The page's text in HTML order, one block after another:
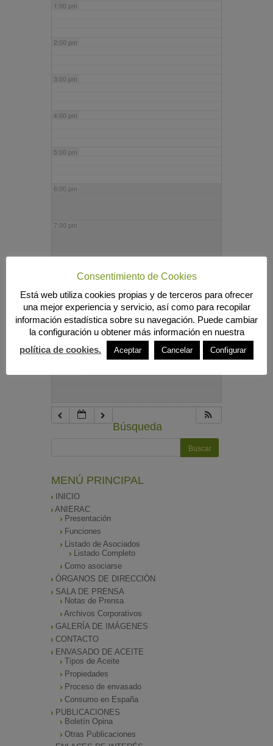
1:00 pm
2:00 pm
3:00 pm
4:00 pm
5:00 pm
6:00 pm
7:00 pm
9:00 pm
10:00 pm
Búsqueda
MENÚ PRINCIPAL
INICIO
ANIERAC
Presentación
Funciones
Listado de Asociados
Listado Completo
Como asociarse
ÓRGANOS DE DIRECCIÓN
SALA DE PRENSA
Notas de Prensa
Archivos Corporativos
GALERÍA DE IMÁGENES
CONTACTO
ENVASADO DE ACEITE
Tipos de Aceite
Propiedades
Proceso de envasado
Consumo en España
PUBLICACIONES
Boletín Opina
Otras Publicaciones
Consentimiento de Cookies
Está web utiliza cookies propias y de terceros para ofrecer
una mejor experiencia y servicio, así como para recopilar
información estadística sobre su navegación. Puede cambiar
la configuración u obtener más información en nuestra
política de cookies.
Aceptar Cancelar Configurar